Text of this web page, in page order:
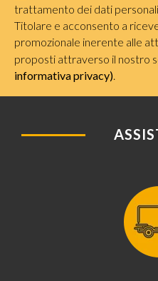
trattamento dei dati
Titolare e acconsento a
promozionale inerente alle
proposti attraverso il nostro
informativa privacy).